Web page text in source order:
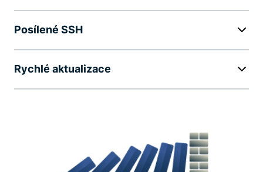
Posílené SSH
Rychlé aktualizace